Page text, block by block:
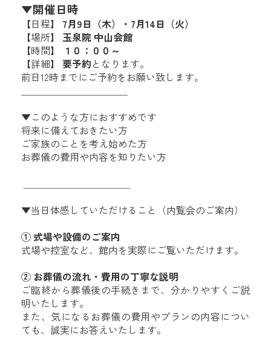
▼開催日時
【日程】 7月9日（木）・7月14日（火）
【場所】 玉泉院 中山会館
【時間】
１０：００～
【詳細】 要予約となります。
前日12時までにご予約をお願い致します。
▼このような方におすすめです
将来に備えておきたい方
ご家族のことを考え始めた方
お葬儀の費用や内容を知りたい方
▼当日体感していただけること（内覧会のご案内）
① 式場や設備のご案内
式場や控室など、館内を実際にご覧いただけます。
② お葬儀の流れ・費用の丁寧な説明
ご臨終から葬儀後の手続きまで、分かりやすくご説
明いたします。
また、気になるお葬儀の費用やプランの内容につい
ても、誠実にお答えいたします。